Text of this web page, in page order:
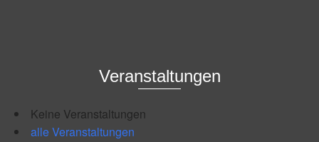
Veranstaltungen
Keine Veranstaltungen
alle Veranstaltungen